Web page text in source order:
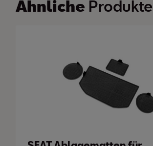
Ähnliche Produkte